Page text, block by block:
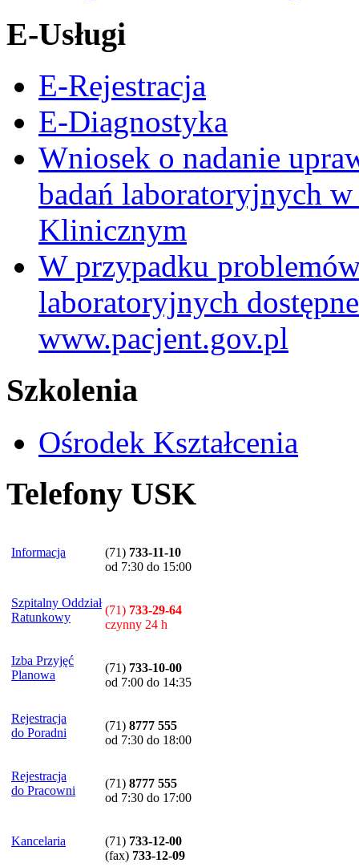
E-Usługi
E-Rejestracja
E-Diagnostyka
Wniosek o nadanie
badań laboratoryjnych
Klinicznym
W przypadku
laboratoryjnych
www.pacjent.gov.pl
Szkolenia
Ośrodek Kształcenia
Telefony USK
Informacja (71) 733-11-10
od 7:30 do 15:00
Szpitalny Oddział
Ratunkowy
(71) 733-29-64
czynny 24 h
Izba Przyjęć
Planowa
(71) 733-10-00
od 7:00 do 14:35
Rejestracja
do Poradni
(71) 8777 555
od 7:30 do 18:00
Rejestracja
do Pracowni
(71) 8777 555
od 7:30 do 17:00
Kancelaria (71) 733-12-00
(fax) 733-12-09